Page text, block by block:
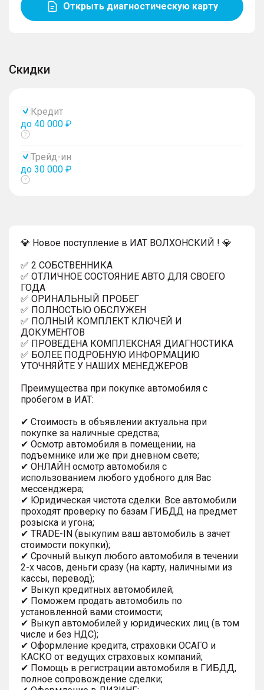
Открыть диагностическую карту
Скидки
Кредит
до 40 000 ₽
Показать
Трейд-ин
до 30 000 ₽
Показать
💎 Новое поступление в ИАТ ВОЛХОНСКИЙ ! 💎
✅ 2 СОБСТВЕННИКА
✅ ОТЛИЧНОЕ СОСТОЯНИЕ АВТО ДЛЯ СВОЕГО
ГОДА
✅ ОРИНАЛЬНЫЙ ПРОБЕГ
✅ ПОЛНОСТЬЮ ОБСЛУЖЕН
✅ ПОЛНЫЙ КОМПЛЕКТ КЛЮЧЕЙ И
ДОКУМЕНТОВ
✅ ПРОВЕДЕНА КОМПЛЕКСНАЯ ДИАГНОСТИКА
✅ БОЛЕЕ ПОДРОБНУЮ ИНФОРМАЦИЮ
УТОЧНЯЙТЕ У НАШИХ МЕНЕДЖЕРОВ
Преимущества при покупке автомобиля с
пробегом в ИАТ:
✔ Стоимость в объявлении актуальна при
покупке за наличные средства;
✔ Осмотр автомобиля в помещении, на
подъемнике или же при дневном свете;
✔ ОНЛАЙН осмотр автомобиля с
использованием любого удобного для Вас
мессенджера;
✔ Юридическая чистота сделки. Все автомобили
проходят проверку по базам ГИБДД на предмет
розыска и угона;
✔ TRADE-IN (выкупим ваш автомобиль в зачет
стоимости покупки);
✔ Срочный выкуп любого автомобиля в течении
2-х часов, деньги сразу (на карту, наличными из
кассы, перевод);
✔ Выкуп кредитных автомобилей;
✔ Поможем продать автомобиль по
установленной вами стоимости;
✔ Выкуп автомобилей у юридических лиц (в том
числе и без НДС);
✔ Оформление кредита, страховки ОСАГО и
КАСКО от ведущих страховых компаний;
✔ Помощь в регистрации автомобиля в ГИБДД,
полное сопровождение сделки;